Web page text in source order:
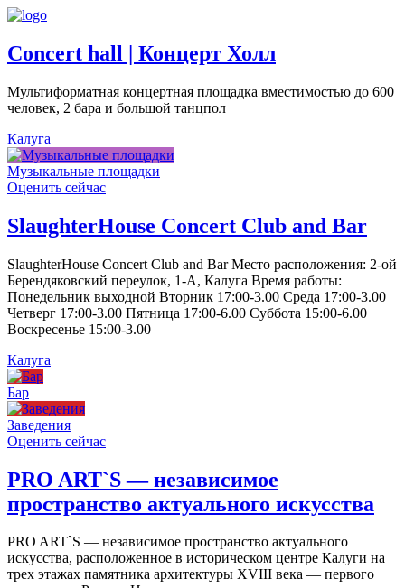
Concert hall | Концерт Холл
Мультиформатная концертная площадка вместимостью до 600
человек, 2 бара и большой танцпол
Калуга
Музыкальные площадки
Оценить сейчас
SlaughterHouse Concert Club and Bar
SlaughterHouse Concert Club and Bar Место расположения: 2-ой
Берендяковский переулок, 1-А, Калуга Время работы:
Понедельник выходной Вторник 17:00-3.00 Среда 17:00-3.00
Четверг 17:00-3.00 Пятница 17:00-6.00 Суббота 15:00-6.00
Воскресенье 15:00-3.00
Калуга
Бар
Заведения
Оценить сейчас
PRO ART`S — независимое
пространство актуального искусства
PRO ART`S — независимое пространство актуального
искусства, расположенное в историческом центре Калуги на
трех этажах памятника архитектуры XVIII века — первого